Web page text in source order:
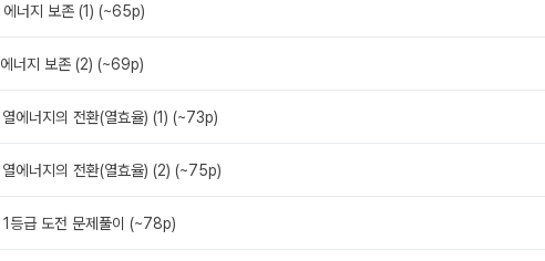
너지 보존 (1) (~65p)
너지 보존 (2) (~69p)
에너지의 전환(열효율) (1) (~73p)
에너지의 전환(열효율) (2) (~75p)
등급 도전 문제풀이 (~78p)